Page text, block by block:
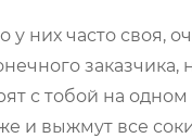
у них часто своя,
с тобой на
и выжмут все